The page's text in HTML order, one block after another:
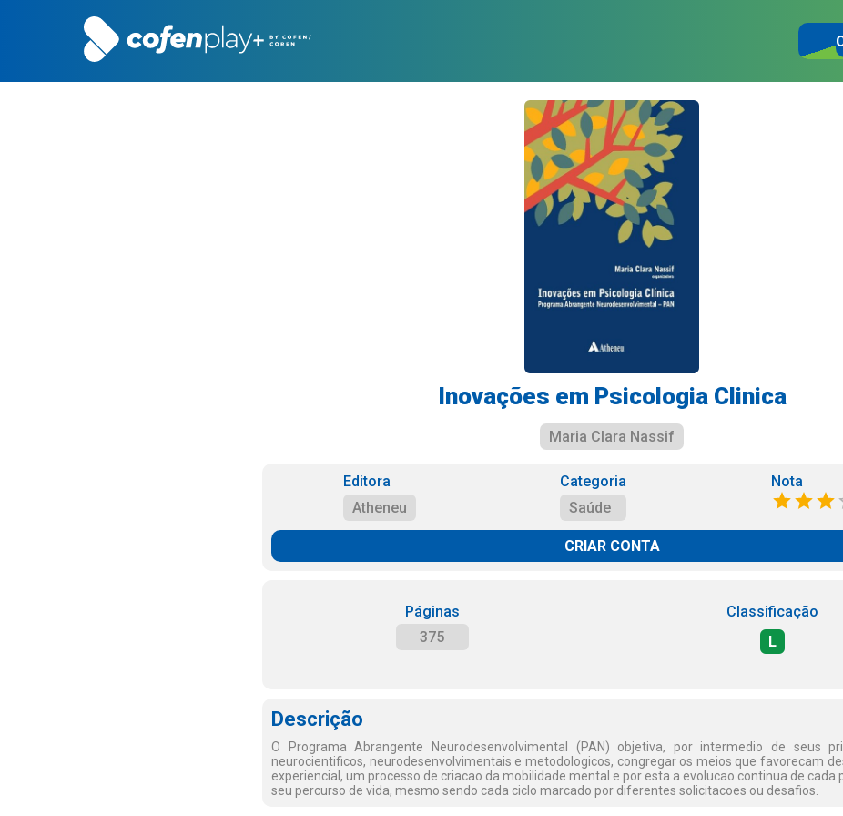
Inovações em Psicologia Clinica
Maria Clara Nassif
Editora
Atheneu
Categoria
Saúde
Nota
CRIAR CONTA
Páginas
375
Classificação
L
Descrição
O Programa Abrangente Neurodesenvolvimental (PAN) objetiva, por intermedio de seus
neurocientificos, neurodesenvolvimentais e metodologicos, congregar os meios que favorecam
experiencial, um processo de criacao da mobilidade mental e por esta a evolucao continua de cada
seu percurso de vida, mesmo sendo cada ciclo marcado por diferentes solicitacoes ou desafios.